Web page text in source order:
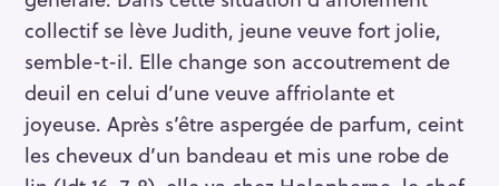
collectif se lève Judith, jeune veuve fort jolie,
semble-t-il. Elle change son accoutrement de
deuil en celui d’une veuve affriolante et
joyeuse. Après s’être aspergée de parfum, ceint
les cheveux d’un bandeau et mis une robe de